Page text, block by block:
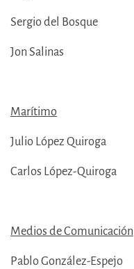
Sergio del Bosque
Jon Salinas
Marítimo
Julio López Quiroga
Carlos López-Quiroga
Medios de Comunicación
Pablo González-Espejo